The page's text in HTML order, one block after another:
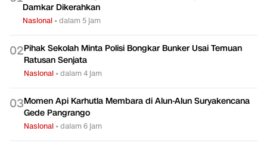
Damkar Dikerahkan
Nasional •dalam 5 jam
02Pihak Sekolah Minta Polisi Bongkar Bunker Usai Temuan
Ratusan Senjata
Nasional •dalam 4 jam
03Momen Api Karhutla Membara di Alun-Alun Suryakencana
Gede Pangrango
Nasional •dalam 6 jam